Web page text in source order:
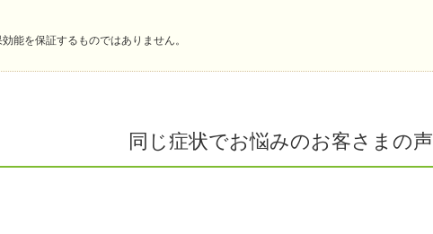
能を保証するものではありません。
同じ症状でお悩みのお客さまの声